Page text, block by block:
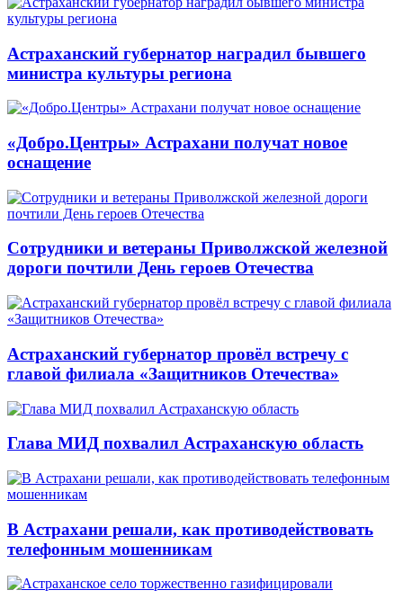
Астраханский губернатор наградил бывшего
министра культуры региона
«Добро.Центры» Астрахани получат новое
оснащение
Сотрудники и ветераны Приволжской железной
дороги почтили День героев Отечества
Астраханский губернатор провёл встречу с
главой филиала «Защитников Отечества»
Глава МИД похвалил Астраханскую область
В Астрахани решали, как противодействовать
телефонным мошенникам